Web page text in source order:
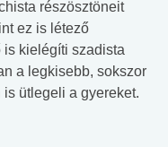
részösztöneit
ez is létező
is kielégíti szadista
a legkisebb, sokszor
ütlegeli a gyereket.